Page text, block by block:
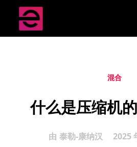
混合
什么是压缩机
由 泰勒-康纳汉 2025